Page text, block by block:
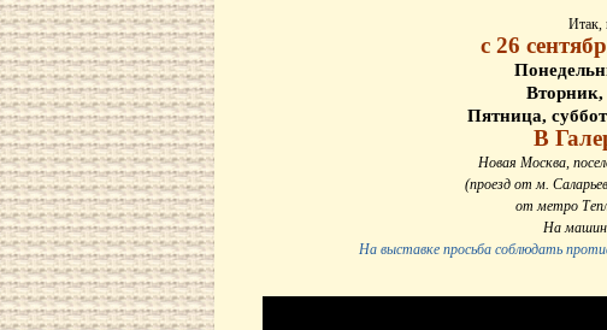
Итак,
с 26
Вторник,
Пятница,
В
Новая Москва,
(проезд от м.
от метро
На
На выставке просьба соблюдать